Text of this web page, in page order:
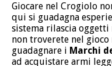
Giocare nel Crogiolo
qui si guadagna
sistema rilascia
non troverete nel gioco
guadagnare i Marchi
ad acquistare armi